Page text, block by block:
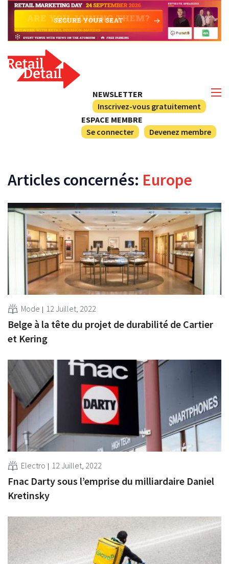
NEWSLETTER
Inscrivez-vous gratuitement
ESPACE MEMBRE
Se connecter
Devenez membre
Articles concernés: Europe
Mode 12 Juillet, 2022
Belge à la tête du projet de durabilité de Cartier
et Kering
Electro 12 Juillet, 2022
Fnac Darty sous l’emprise du milliardaire Daniel
Kretinsky